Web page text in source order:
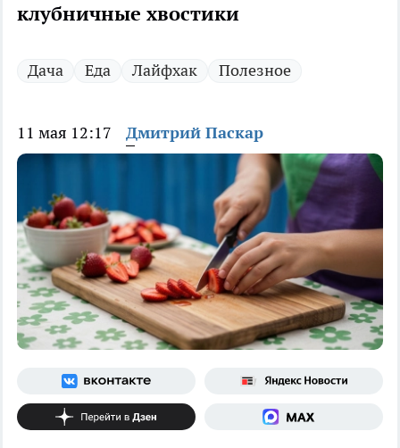
клубничные хвостики
Дача Еда Лайфхак Полезное
11 мая 12:17 Дмитрий Паскар